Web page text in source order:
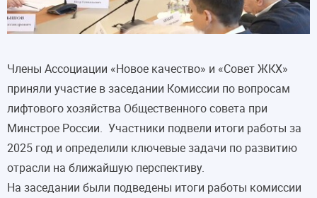
Члены Ассоциации «Новое качество» и «Совет ЖКХ»
приняли участие в заседании Комиссии по вопросам
лифтового хозяйства Общественного совета при
Минстрое России. Участники подвели итоги работы за
2025 год и определили ключевые задачи по развитию
отрасли на ближайшую перспективу.
На заседании были подведены итоги работы комиссии